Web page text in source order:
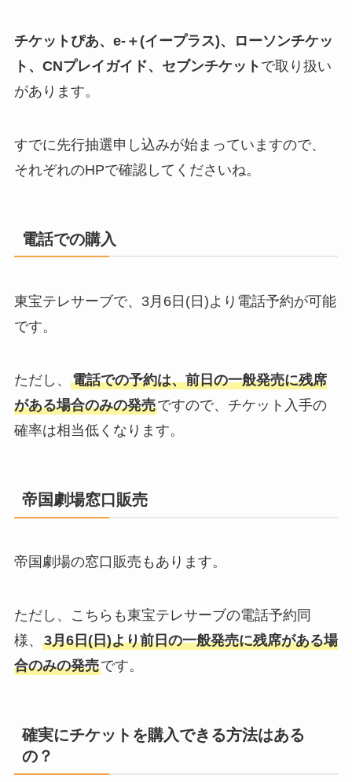
チケットぴあ、e-＋(イープラス)、ローソンチケッ
ト、CNプレイガイド、セブンチケット で取り扱い
があります。
すでに先行抽選申し込みが始まっていますので、
それぞれのHPで確認してくださいね。
電話での購入
東宝テレサーブで、3月6日(日)より電話予約が可能
です。
ただし、 電話での予約は、前日の一般発売に残席
がある場合のみの発売ですので、チケット入手の
確率は相当低くなります。
帝国劇場窓口販売
帝国劇場の窓口販売もあります。
ただし、こちらも東宝テレサーブの電話予約同
様、 3月6日(日)より前日の一般発売に残席がある場
合のみの発売です。
確実にチケットを購入できる方法はある
の？